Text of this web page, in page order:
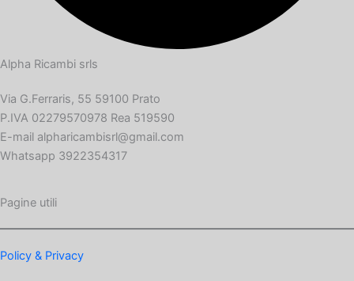
Alpha Ricambi srls
Via G.Ferraris, 55 59100 Prato
P.IVA 02279570978 Rea 519590
E-mail alpharicambisrl@gmail.com
Whatsapp 3922354317
Pagine utili
Policy & Privacy